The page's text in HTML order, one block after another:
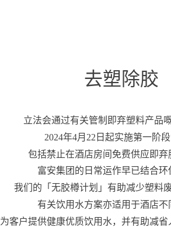
去塑除胶
立法会通过有关管制即弃塑料产品
2024年4月22日起实施第一阶段
包括禁止在酒店房间免费供应即弃
富安集团的日常运作早已结合环
我们的「无胶樽计划」有助减少塑料
有关饮用水方案亦适用于酒店不
为客户提供健康优质饮用水，并有助减省